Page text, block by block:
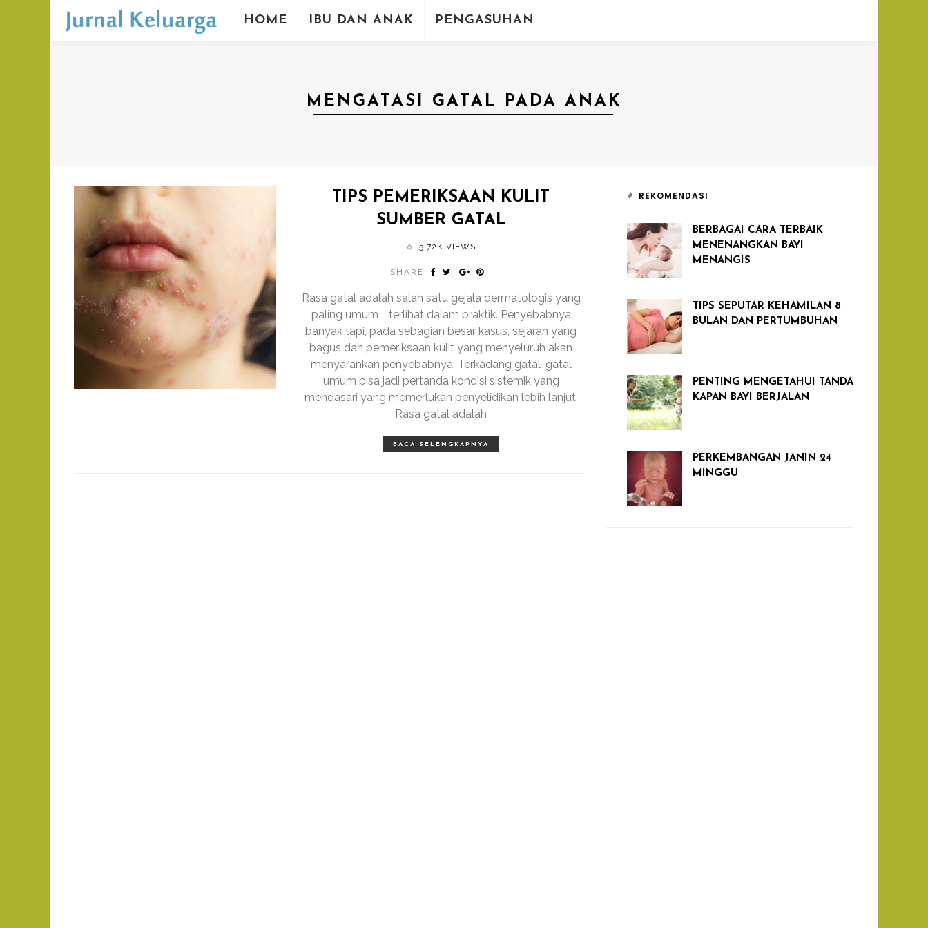
HOME IBU DAN ANAK PENGASUHAN
MENGATASI GATAL PADA ANAK
TIPS PEMERIKSAAN KULIT
SUMBER GATAL
5.72K VIEWS
SHARE
Rasa gatal adalah salah satu gejala dermatologis yang
paling umum , terlihat dalam praktik. Penyebabnya
banyak tapi, pada sebagian besar kasus, sejarah yang
bagus dan pemeriksaan kulit yang menyeluruh akan
menyarankan penyebabnya. Terkadang gatal-gatal
umum bisa jadi pertanda kondisi sistemik yang
mendasari yang memerlukan penyelidikan lebih lanjut.
Rasa gatal adalah
BACA SELENGKAPNYA
REKOMENDASI
BERBAGAI CARA TERBAIK
MENENANGKAN BAYI
MENANGIS
TIPS SEPUTAR KEHAMILAN 8
BULAN DAN PERTUMBUHAN
PENTING MENGETAHUI TANDA
KAPAN BAYI BERJALAN
PERKEMBANGAN JANIN 24
MINGGU